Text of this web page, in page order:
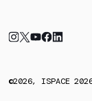
©2026, ISPACE